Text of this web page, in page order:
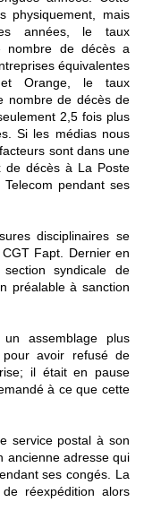
physiquement, mais
années, le taux
nombre de décès a
équivalentes
Orange, le taux
nombre de décès de
2,5 fois plus
Si les médias nous
sont dans une
de décès à La Poste
pendant ses
disciplinaires se
Fapt. Dernier en
syndicale de
préalable à sanction
assemblage plus
pour avoir refusé de
il était en pause
à ce que cette
service postal à son
ancienne adresse qui
ses congés. La
réexpédition alors